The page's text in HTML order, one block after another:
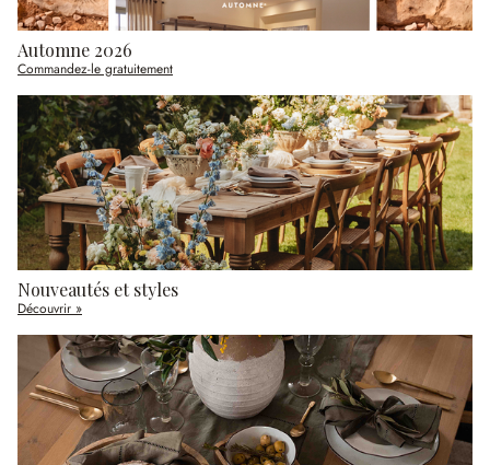
Automne 2026
Commandez-le gratuitement
Nouveautés et styles
Découvrir »